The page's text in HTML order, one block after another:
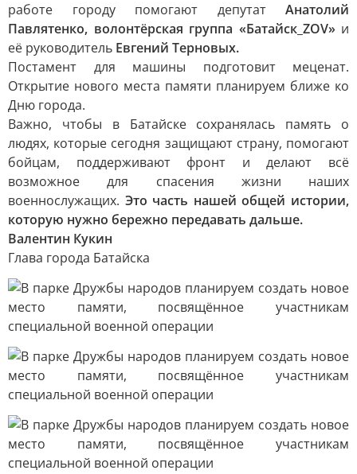
работе городу помогают депутат Анатолий
Павлятенко, волонтёрская группа «Батайск_ZOV»и
её руководитель Евгений Терновых.
Постамент для машины подготовит меценат.
Открытие нового места памяти планируем ближе ко
Дню города.
Важно, чтобы в Батайске сохранялась память о
людях, которые сегодня защищают страну, помогают
бойцам, поддерживают фронт и делают всё
возможное для спасения жизни наших
военнослужащих. Это часть нашей общей истории,
которую нужно бережно передавать дальше.
Валентин Кукин
Глава города Батайска